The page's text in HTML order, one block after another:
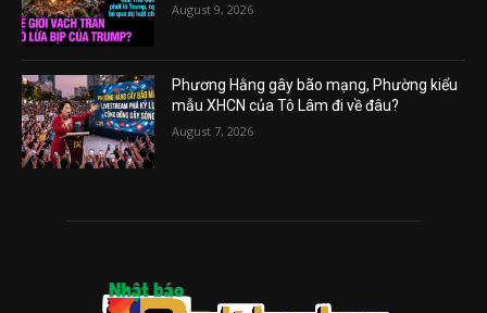
August 9, 2026
Phương Hằng gây bão mạng, Phường kiểu
mẫu XHCN của Tô Lâm đi về đâu?
August 7, 2026